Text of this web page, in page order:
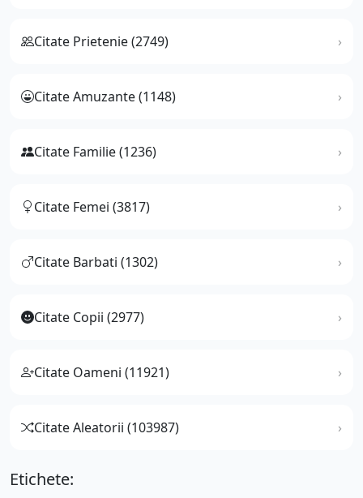
Citate Prietenie (2749)
Citate Amuzante (1148)
Citate Familie (1236)
Citate Femei (3817)
Citate Barbati (1302)
Citate Copii (2977)
Citate Oameni (11921)
Citate Aleatorii (103987)
Etichete: